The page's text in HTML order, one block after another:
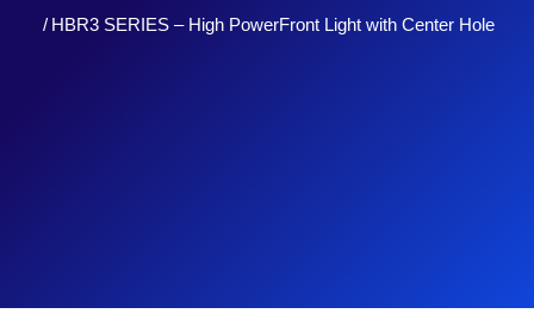
HBR3 SERIES – High PowerFront Light with Center Hole